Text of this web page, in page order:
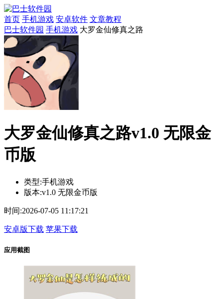
首页 手机游戏 安卓软件 文章教程
巴士软件园 手机游戏 大罗金仙修真之路
大罗金仙修真之路v1.0 无限金
币版
类型:手机游戏
版本:v1.0 无限金币版
时间:2026-07-05 11:17:21
安卓版下载 苹果下载
应用截图